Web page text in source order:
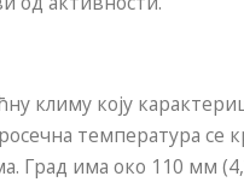
климу коју
температура се
Град има око 110 мм